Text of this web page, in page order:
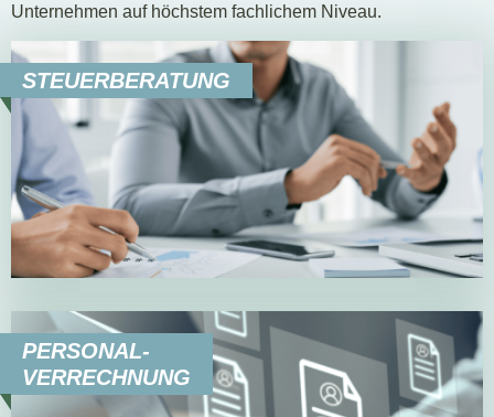
Unternehmen auf höchstem fachlichem Niveau.
STEUERBERATUNG
PERSONAL-
VERRECHNUNG